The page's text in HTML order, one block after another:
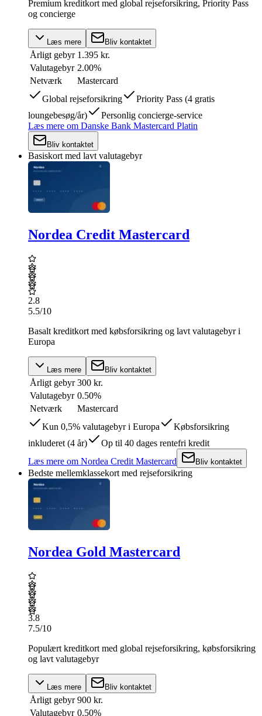
Premium kreditkort med global rejseforsikring, Priority Pass
og concierge
Læs mere Bliv kontaktet
Årligt gebyr 1.395 kr.
Valutagebyr 2.00%
Netværk
Mastercard
Global rejseforsikring
Priority Pass (4 gratis
loungebesøg/år)
Personlig concierge-service
Læs mere om Danske Bank Mastercard Platin
Bliv kontaktet
Basiskort med lavt valutagebyr
Nordea Credit Mastercard
2.8
5.5/10
Basalt kreditkort med købsforsikring og lavt valutagebyr i
Europa
Læs mere Bliv kontaktet
Årligt gebyr 300 kr.
Valutagebyr 0.50%
Netværk
Mastercard
Kun 0,5% valutagebyr i Europa
Købsforsikring
inkluderet (4 år)
Op til 40 dages rentefri kredit
Læs mere om Nordea Credit Mastercard Bliv kontaktet
Bedste mellemklassekort med rejseforsikring
Nordea Gold Mastercard
3.8
7.5/10
Populært kreditkort med global rejseforsikring, købsforsikring
og lavt valutagebyr
Læs mere Bliv kontaktet
Årligt gebyr 900 kr.
Valutagebyr 0.50%